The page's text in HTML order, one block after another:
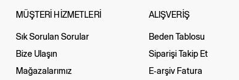
MÜŞTERİ HİZMETLERİ
Sık Sorulan Sorular
Bize Ulaşın
Mağazalarımız
ALIŞVERİŞ
Beden Tablosu
Siparişi Takip Et
E-arşiv Fatura